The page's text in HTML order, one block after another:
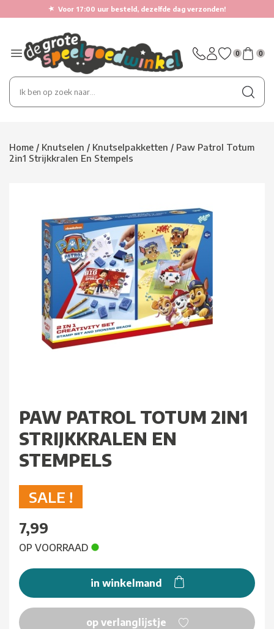
★ Voor 17:00 uur besteld, dezelfde dag verzonden!
0 0
Home / Knutselen / Knutselpakketten / Paw Patrol Totum
2in1 Strijkkralen En Stempels
PAW PATROL TOTUM 2IN1
STRIJKKRALEN EN
STEMPELS
SALE !
7,99
OP VOORRAAD
in winkelmand
op verlanglijstje